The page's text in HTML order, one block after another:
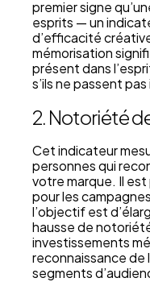
premier signe
esprits — un
d’efficacité
mémorisation
présent dans
s’ils ne passent
2. Notoriété
Cet indicateur
personnes qui
votre marque. Il
pour les
l’objectif est
hausse de
investissements
reconnaissance de
segments